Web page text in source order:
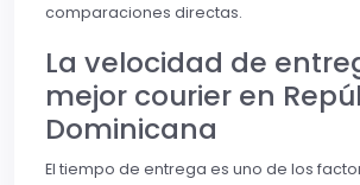
comparaciones directas.
La velocidad de
mejor courier en
Dominicana
El tiempo de entrega es uno de los